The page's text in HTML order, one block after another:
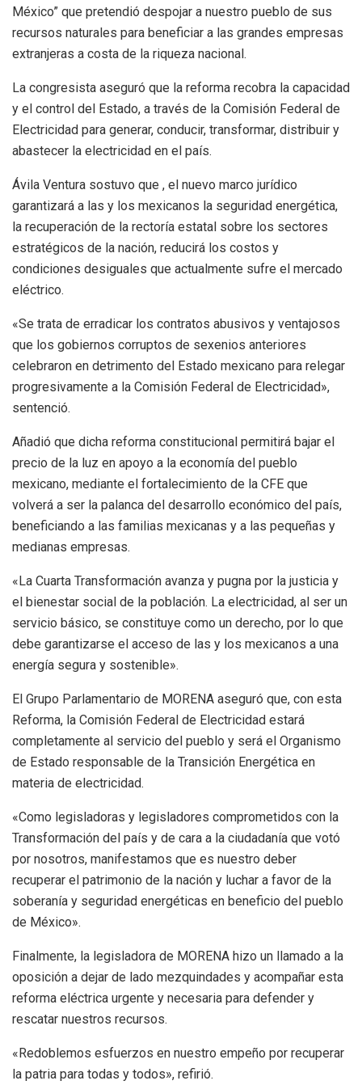
México” que pretendió despojar a nuestro pueblo de sus
recursos naturales para beneficiar a las grandes empresas
extranjeras a costa de la riqueza nacional.
La congresista aseguró que la reforma recobra la capacidad
y el control del Estado, a través de la Comisión Federal de
Electricidad para generar, conducir, transformar, distribuir y
abastecer la electricidad en el país.
Ávila Ventura sostuvo que , el nuevo marco jurídico
garantizará a las y los mexicanos la seguridad energética,
la recuperación de la rectoría estatal sobre los sectores
estratégicos de la nación, reducirá los costos y
condiciones desiguales que actualmente sufre el mercado
eléctrico.
«Se trata de erradicar los contratos abusivos y ventajosos
que los gobiernos corruptos de sexenios anteriores
celebraron en detrimento del Estado mexicano para relegar
progresivamente a la Comisión Federal de Electricidad»,
sentenció.
Añadió que dicha reforma constitucional permitirá bajar el
precio de la luz en apoyo a la economía del pueblo
mexicano, mediante el fortalecimiento de la CFE que
volverá a ser la palanca del desarrollo económico del país,
beneficiando a las familias mexicanas y a las pequeñas y
medianas empresas.
«La Cuarta Transformación avanza y pugna por la justicia y
el bienestar social de la población. La electricidad, al ser un
servicio básico, se constituye como un derecho, por lo que
debe garantizarse el acceso de las y los mexicanos a una
energía segura y sostenible».
El Grupo Parlamentario de MORENA aseguró que, con esta
Reforma, la Comisión Federal de Electricidad estará
completamente al servicio del pueblo y será el Organismo
de Estado responsable de la Transición Energética en
materia de electricidad.
«Como legisladoras y legisladores comprometidos con la
Transformación del país y de cara a la ciudadanía que votó
por nosotros, manifestamos que es nuestro deber
recuperar el patrimonio de la nación y luchar a favor de la
soberanía y seguridad energéticas en beneficio del pueblo
de México».
Finalmente, la legisladora de MORENA hizo un llamado a la
oposición a dejar de lado mezquindades y acompañar esta
reforma eléctrica urgente y necesaria para defender y
rescatar nuestros recursos.
«Redoblemos esfuerzos en nuestro empeño por recuperar
la patria para todas y todos», refirió.